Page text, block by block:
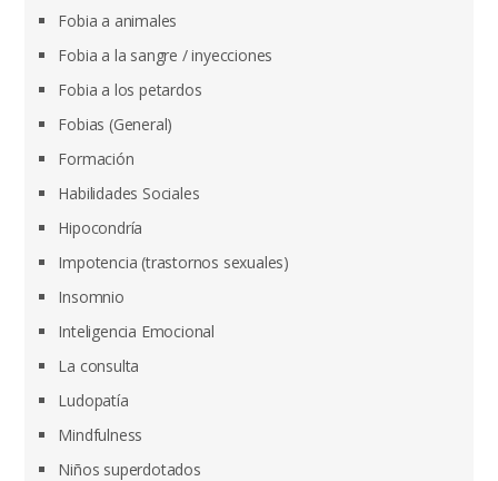
Fobia a animales
Fobia a la sangre / inyecciones
Fobia a los petardos
Fobias (General)
Formación
Habilidades Sociales
Hipocondría
Impotencia (trastornos sexuales)
Insomnio
Inteligencia Emocional
La consulta
Ludopatía
Mindfulness
Niños superdotados